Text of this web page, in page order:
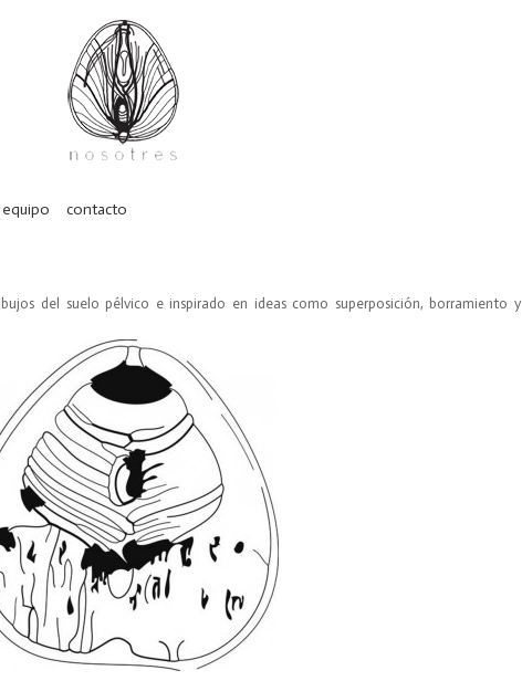
equipo contacto
del suelo pélvico e inspirado en ideas como superposición, borramiento y